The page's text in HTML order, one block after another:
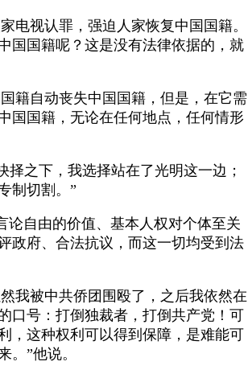
电视认罪，强迫人家恢复中国国籍。
国国籍呢？这是没有法律依据的，就
籍自动丧失中国国籍，但是，在它需
国国籍，无论在任何地点，任何情形
之下，我选择站在了光明这一边；
制切割。”
论自由的价值、基本人权对个体至关
政府、合法抗议，而这一切均受到法
我被中共侨团围殴了，之后我依然在
口号：打倒独裁者，打倒共产党！可
，这种权利可以得到保障，是难能可
”他说。